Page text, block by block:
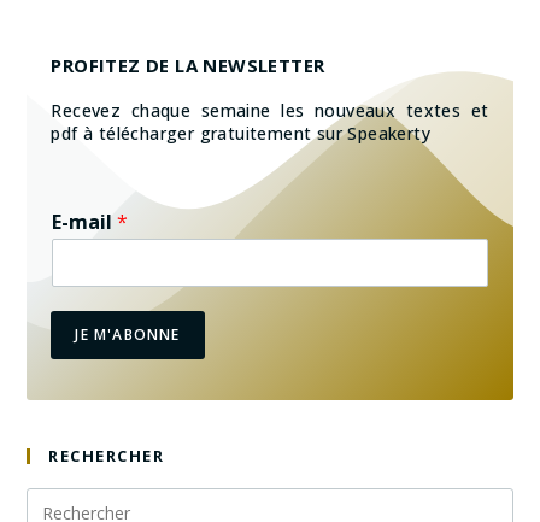
PROFITEZ DE LA NEWSLETTER
Recevez chaque semaine les nouveaux textes et
pdf à télécharger gratuitement sur Speakerty
E-mail*
JE M'ABONNE
RECHERCHER